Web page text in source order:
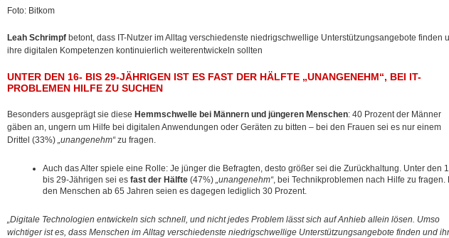
Foto: Bitkom
Leah Schrimpf betont, dass IT-Nutzer im Alltag verschiedenste niedrigschwellige Unterstützungsangebote finden
ihre digitalen Kompetenzen kontinuierlich weiterentwickeln sollten
UNTER DEN 16- BIS 29-JÄHRIGEN IST ES FAST DER HÄLFTE „UNANGENEHM“, BEI IT-
PROBLEMEN HILFE ZU SUCHEN
Besonders ausgeprägt sie diese Hemmschwelle bei Männern und jüngeren Menschen: 40 Prozent der Männer
gäben an, ungern um Hilfe bei digitalen Anwendungen oder Geräten zu bitten – bei den Frauen sei es nur einem
Drittel (33%) „unangenehm“zu fragen.
Auch das Alter spiele eine Rolle: Je jünger die Befragten, desto größer sei die Zurückhaltung. Unter den
bis 29-Jährigen sei es fast der Hälfte (47%) „unangenehm“, bei Technikproblemen nach Hilfe zu fragen.
den Menschen ab 65 Jahren seien es dagegen lediglich 30 Prozent.
„Digitale Technologien entwickeln sich schnell, und nicht jedes Problem lässt sich auf Anhieb allein lösen. Umso
wichtiger ist es, dass Menschen im Alltag verschiedenste niedrigschwellige Unterstützungsangebote finden und